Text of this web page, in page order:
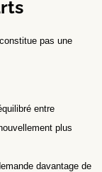
pas une
entre
plus
davantage de